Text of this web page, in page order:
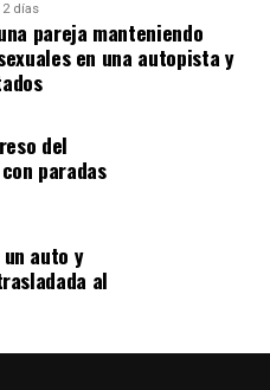
2 días
pareja manteniendo
en una autopista y
del
paradas
auto y
al